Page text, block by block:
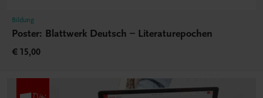
Bildung
Poster: Blattwerk Deutsch – Literaturepochen
€ 15,00